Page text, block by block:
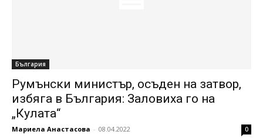
България
Румънски министър, осъден на затвор,
избяга в България: Заловиха го на
„Кулата“
Мариела Анастасова - 08.04.2022 0